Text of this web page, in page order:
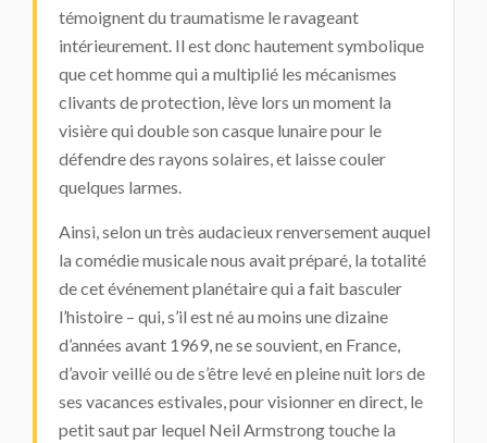
témoignent du traumatisme le ravageant
intérieurement. Il est donc hautement symbolique
que cet homme qui a multiplié les mécanismes
clivants de protection, lève lors un moment la
visière qui double son casque lunaire pour le
défendre des rayons solaires, et laisse couler
quelques larmes.
Ainsi, selon un très audacieux renversement auquel
la comédie musicale nous avait préparé, la totalité
de cet événement planétaire qui a fait basculer
l’histoire – qui, s’il est né au moins une dizaine
d’années avant 1969, ne se souvient, en France,
d’avoir veillé ou de s’être levé en pleine nuit lors de
ses vacances estivales, pour visionner en direct, le
petit saut par lequel Neil Armstrong touche la